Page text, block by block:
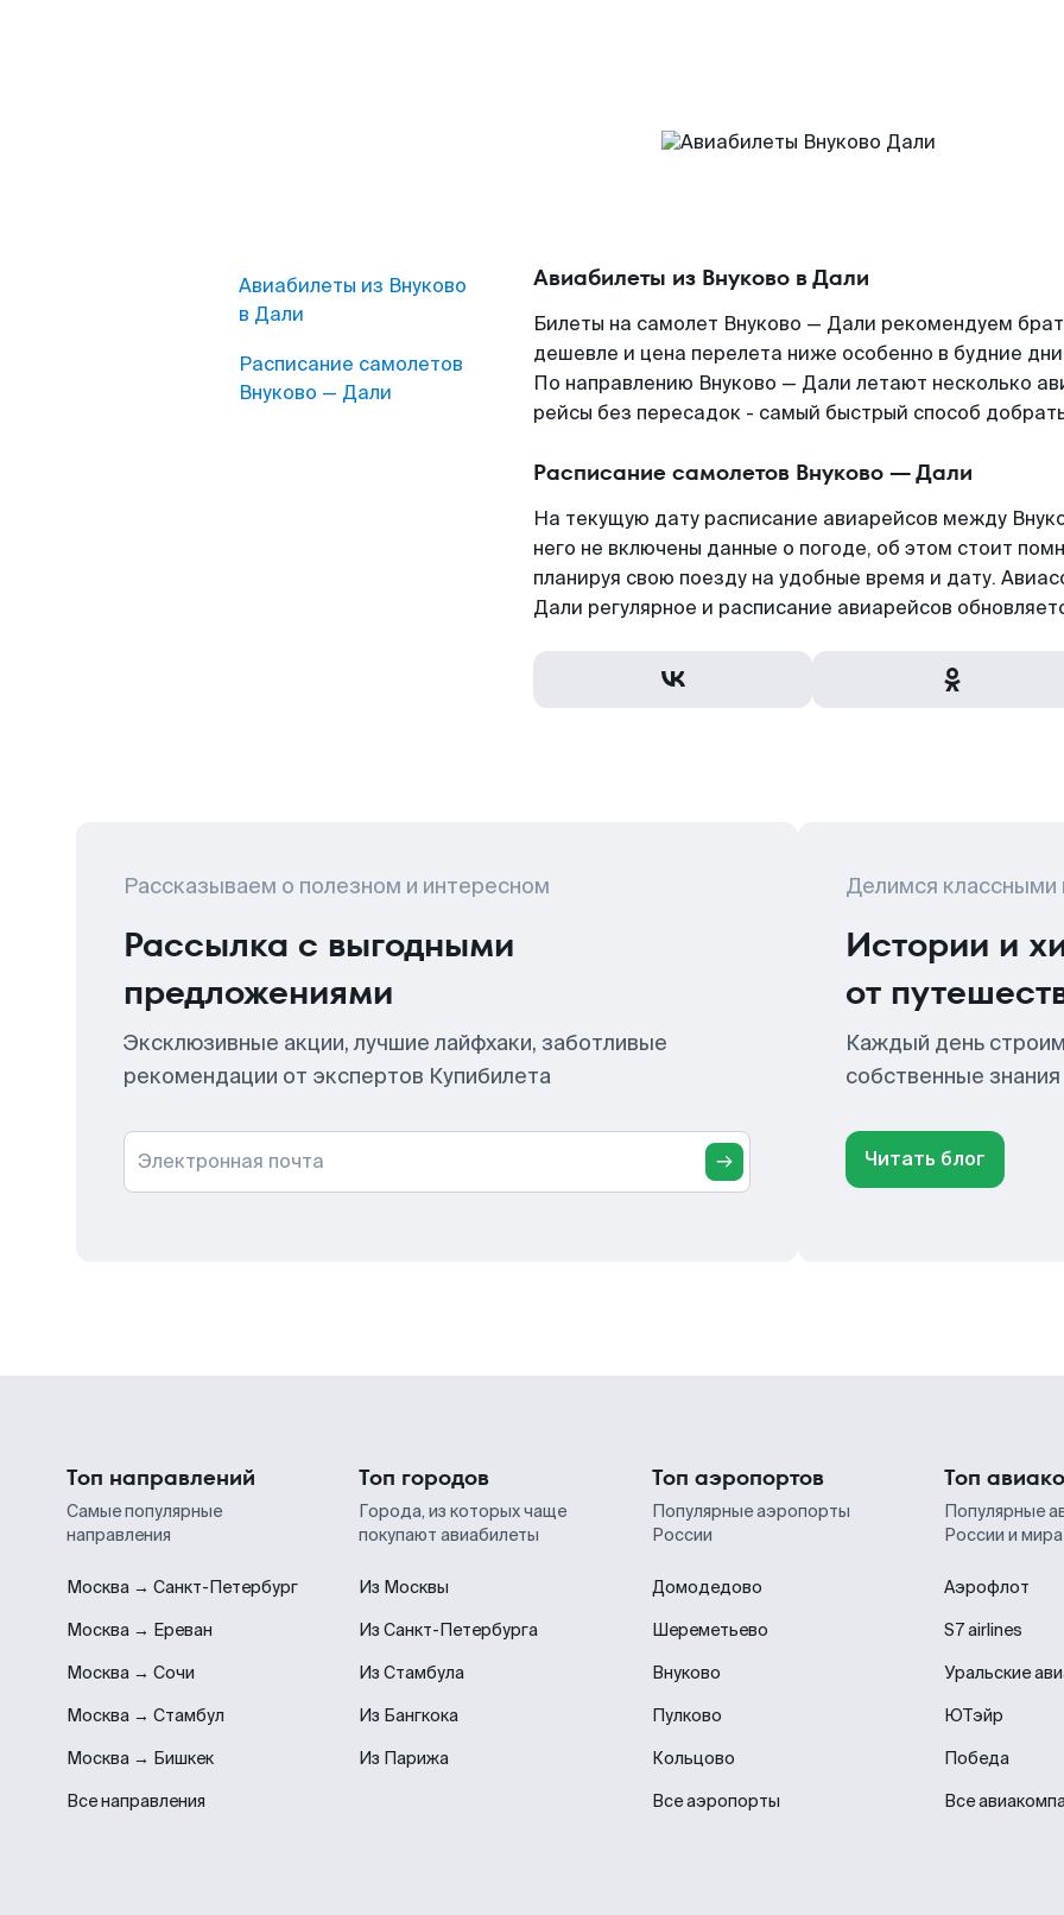
Авиабилеты из Внуково
в Дали
Расписание самолетов
Внуково — Дали
Авиабилеты из Внуково в Дали
Билеты на самолет Внуково — Дали рекомендуем
дешевле и цена перелета ниже особенно в будние
По направлению Внуково — Дали летают несколько
рейсы без пересадок - самый быстрый способ
Расписание самолетов Внуково — Дали
На текущую дату расписание авиарейсов между
него не включены данные о погоде, об этом стоит
планируя свою поезду на удобные время и дату.
Дали регулярное и расписание авиарейсов
Рассказываем о полезном и интересном
Рассылка с выгодными
предложениями
Эксклюзивные акции, лучшие лайфхаки, заботливые
рекомендации от экспертов Купибилета
Электронная почта
Делимся классными
Истории и
от
Каждый день
собственные
Читать блог
Топ направлений
Самые популярные
направления
Москва → Санкт-Петербург
Москва → Ереван
Москва → Сочи
Москва → Стамбул
Москва → Бишкек
Все направления
Топ городов
Города, из которых чаще
покупают авиабилеты
Из Москвы
Из Санкт-Петербурга
Из Стамбула
Из Бангкока
Из Парижа
Топ аэропортов
Популярные аэропорты
России
Домодедово
Шереметьево
Внуково
Пулково
Кольцово
Все аэропорты
Топ
Популярные
России и мира
Аэрофлот
S7 airlines
Уральские
ЮТэйр
Победа
Все